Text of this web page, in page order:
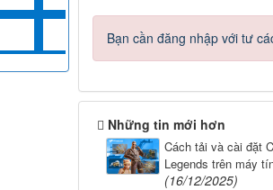
Bạn cần đăng nhập với tư
Những tin mới hơn
Cách tải và cài đặt
Legends trên máy
(16/12/2025)